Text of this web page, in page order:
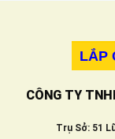
quanh
LẮP
CÔNG TY
Trụ Sở: 51